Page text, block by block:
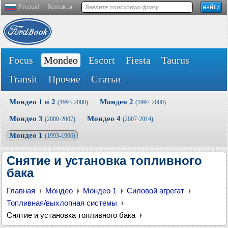
Русский Контакты
Focus Mondeo Escort Fiesta
Taurus
Transit
Прочие Статьи
Мондео 1 и 2 (1993-2000) Мондео 2 (1997-2000)
Мондео 3 (2000-2007) Мондео 4 (2007-2014)
Мондео 1 (1993-1996)
Снятие и установка топливного
бака
Главная Мондео Мондео 1
Силовой агрегат
Топливная/выхлопная системы
Снятие и установка топливного бака